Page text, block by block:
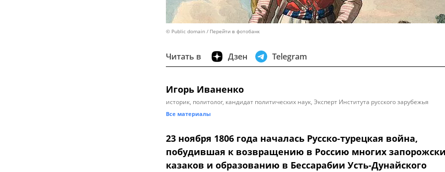
© Public domain Перейти в фотобанк
Читать в Дзен Telegram
Игорь Иваненко
историк, политолог, кандидат политических наук, Эксперт Института русского зарубежья
Все материалы
23 ноября 1806 года началась Русско-турецкая война,
побудившая к возвращению в Россию многих
казаков и образованию в Бессарабии Усть-Дунайского